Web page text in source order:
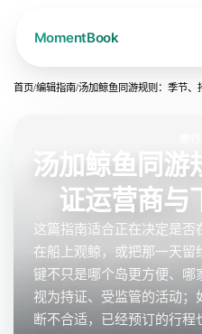
首页/编辑指南/汤加鲸鱼同游规则：季节、
汤加鲸鱼同游
证运营商与
这篇指南适合正在决定是否
在船上观鲸，或把那一天留
键不只是哪个岛更方便、哪
视为持证、受监管的活动；
断不合适，已经预订的行